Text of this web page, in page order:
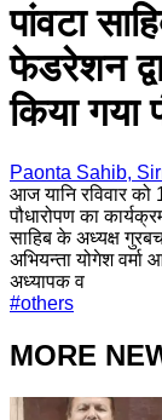
पांवटा
फेडरेशन
किया गया
Paonta Sahib,
आज यानि रविवार को
पौधारोपण का
साहिब के अध्यक्ष
अभियन्ता योगेश
अध्यापक व
#others
MORE